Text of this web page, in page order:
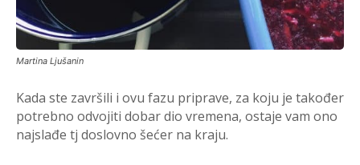
Martina Ljušanin
Kada ste završili i ovu fazu priprave, za koju je također
potrebno odvojiti dobar dio vremena, ostaje vam ono
najslađe tj doslovno šećer na kraju.